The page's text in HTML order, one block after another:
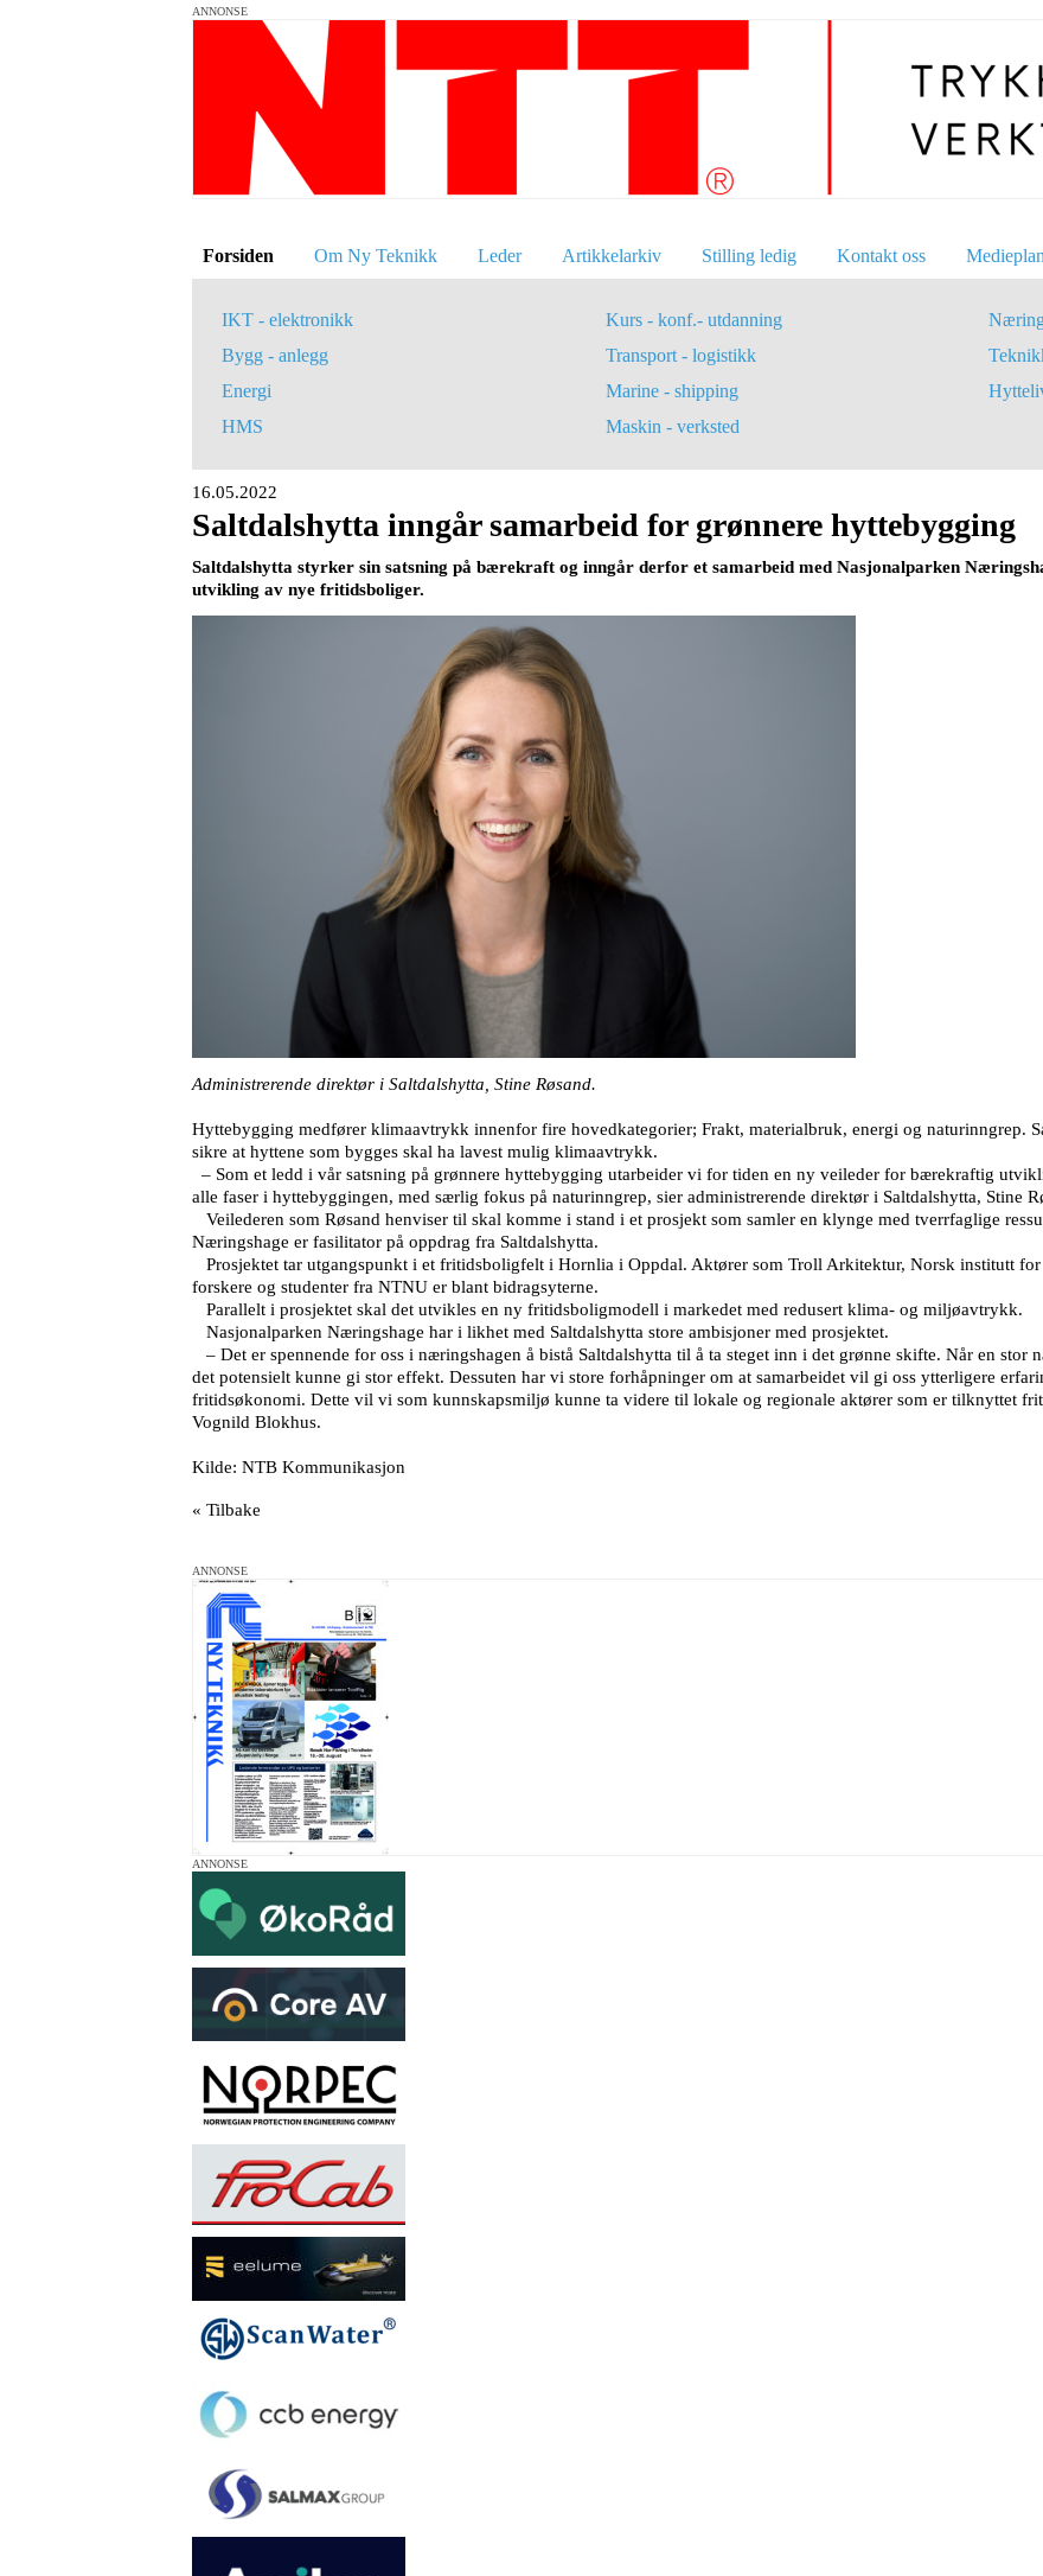
ANNONSE
Forsiden Om Ny Teknikk Leder Artikkelarkiv Stilling ledig Kontakt oss
IKT - elektronikk
Bygg - anlegg
Energi
HMS
Kurs - konf.- utdanning
Transport - logistikk
Marine - shipping
Maskin - verksted
16.05.2022
Saltdalshytta inngår samarbeid for grønnere hyttebygging
Saltdalshytta styrker sin satsning på bærekraft og inngår derfor et samarbeid med Nasjonalparken
utvikling av nye fritidsboliger.
Administrerende direktør i Saltdalshytta, Stine Røsand.
Hyttebygging medfører klimaavtrykk innenfor fire hovedkategorier; Frakt, materialbruk, energi og naturinngrep.
sikre at hyttene som bygges skal ha lavest mulig klimaavtrykk.
– Som et ledd i vår satsning på grønnere hyttebygging utarbeider vi for tiden en ny veileder for bærekraftig
alle faser i hyttebyggingen, med særlig fokus på naturinngrep, sier administrerende direktør i Saltdalshytta, Stine
Veilederen som Røsand henviser til skal komme i stand i et prosjekt som samler en klynge med tverrfaglige
Næringshage er fasilitator på oppdrag fra Saltdalshytta.
Prosjektet tar utgangspunkt i et fritidsboligfelt i Hornlia i Oppdal. Aktører som Troll Arkitektur, Norsk institutt
forskere og studenter fra NTNU er blant bidragsyterne.
Parallelt i prosjektet skal det utvikles en ny fritidsboligmodell i markedet med redusert klima- og miljøavtrykk.
Nasjonalparken Næringshage har i likhet med Saltdalshytta store ambisjoner med prosjektet.
– Det er spennende for oss i næringshagen å bistå Saltdalshytta til å ta steget inn i det grønne skifte. Når en
det potensielt kunne gi stor effekt. Dessuten har vi store forhåpninger om at samarbeidet vil gi oss ytterligere
fritidsøkonomi. Dette vil vi som kunnskapsmiljø kunne ta videre til lokale og regionale aktører som er tilknyttet
Vognild Blokhus.
Kilde: NTB Kommunikasjon
« Tilbake
ANNONSE
ANNONSE